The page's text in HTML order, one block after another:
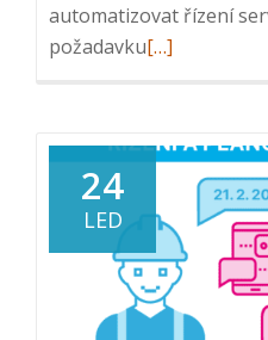
automatizovat řízení
požadavkuRead
Řízení
plánování
servisu,
10.
6.
[…]
24
LED